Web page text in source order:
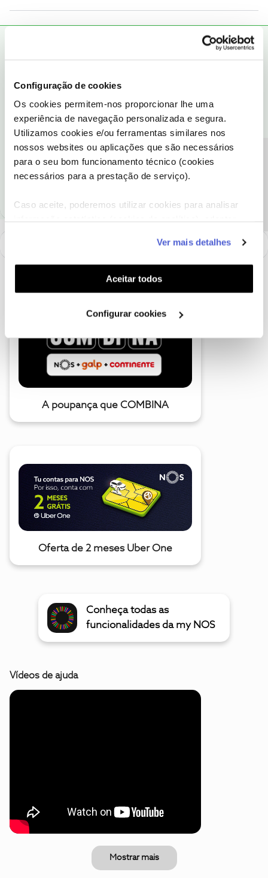
Configuração de cookies
Os cookies permitem-nos proporcionar lhe uma
experiência de navegação personalizada e segura.
Utilizamos cookies e/ou ferramentas similares nos
nossos websites ou aplicações que são necessários
para o seu bom funcionamento técnico (cookies
necessários para a prestação de serviço).
Caso aceite, poderemos utilizar cookies para analisar
funcionalidades (cookies de personalização e
funcionalidade) e adaptar anúncios aos seus interesses
(cookies de publicidade personalizada). Pode gerir a
utilização dos cookies clicando em "Configurar
Ver mais detalhes
Aceitar todos
Configurar cookies
Forum|Forum|6 years ago
Para o conseguirmos ajudar, pedimos que nos envie o seu
número de Cliente NOS ou o NIF do titular do serviço através de
mensagem privada.
Ajude a comunidade a encontrar informação relevante. Marque
como "Melhor Resposta" e faça "Like" nos melhores comentários.
N 1 pessoa gostou
A poupança que COMBINA
Oferta de 2 meses Uber One
Conheça todas as
funcionalidades da my NOS
Vídeos de ajuda
Mostrar mais